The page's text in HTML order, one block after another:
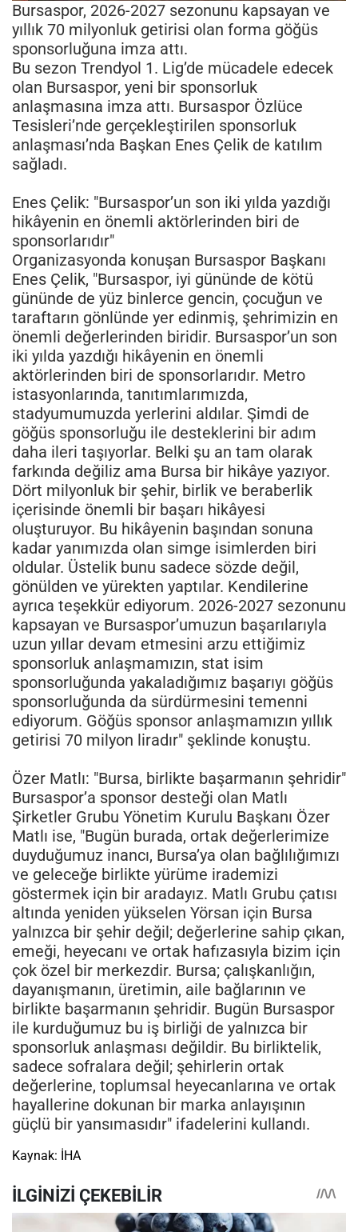
Bursaspor, 2026-2027 sezonunu kapsayan ve
yıllık 70 milyonluk getirisi olan forma göğüs
sponsorluğuna imza attı.
Bu sezon Trendyol 1. Lig’de mücadele edecek
olan Bursaspor, yeni bir sponsorluk
anlaşmasına imza attı. Bursaspor Özlüce
Tesisleri’nde gerçekleştirilen sponsorluk
anlaşması’nda Başkan Enes Çelik de katılım
sağladı.
Enes Çelik: "Bursaspor’un son iki yılda yazdığı
hikâyenin en önemli aktörlerinden biri de
sponsorlarıdır"
Organizasyonda konuşan Bursaspor Başkanı
Enes Çelik, "Bursaspor, iyi gününde de kötü
gününde de yüz binlerce gencin, çocuğun ve
taraftarın gönlünde yer edinmiş, şehrimizin en
önemli değerlerinden biridir. Bursaspor’un son
iki yılda yazdığı hikâyenin en önemli
aktörlerinden biri de sponsorlarıdır. Metro
istasyonlarında, tanıtımlarımızda,
stadyumumuzda yerlerini aldılar. Şimdi de
göğüs sponsorluğu ile desteklerini bir adım
daha ileri taşıyorlar. Belki şu an tam olarak
farkında değiliz ama Bursa bir hikâye yazıyor.
Dört milyonluk bir şehir, birlik ve beraberlik
içerisinde önemli bir başarı hikâyesi
oluşturuyor. Bu hikâyenin başından sonuna
kadar yanımızda olan simge isimlerden biri
oldular. Üstelik bunu sadece sözde değil,
gönülden ve yürekten yaptılar. Kendilerine
ayrıca teşekkür ediyorum. 2026-2027 sezonunu
kapsayan ve Bursaspor’umuzun başarılarıyla
uzun yıllar devam etmesini arzu ettiğimiz
sponsorluk anlaşmamızın, stat isim
sponsorluğunda yakaladığımız başarıyı göğüs
sponsorluğunda da sürdürmesini temenni
ediyorum. Göğüs sponsor anlaşmamızın yıllık
getirisi 70 milyon liradır" şeklinde konuştu.
Özer Matlı: "Bursa, birlikte başarmanın şehridir"
Bursaspor’a sponsor desteği olan Matlı
Şirketler Grubu Yönetim Kurulu Başkanı Özer
Matlı ise, "Bugün burada, ortak değerlerimize
duyduğumuz inancı, Bursa’ya olan bağlılığımızı
ve geleceğe birlikte yürüme irademizi
göstermek için bir aradayız. Matlı Grubu çatısı
altında yeniden yükselen Yörsan için Bursa
yalnızca bir şehir değil; değerlerine sahip çıkan,
emeği, heyecanı ve ortak hafızasıyla bizim için
çok özel bir merkezdir. Bursa; çalışkanlığın,
dayanışmanın, üretimin, aile bağlarının ve
birlikte başarmanın şehridir. Bugün Bursaspor
ile kurduğumuz bu iş birliği de yalnızca bir
sponsorluk anlaşması değildir. Bu birliktelik,
sadece sofralara değil; şehirlerin ortak
değerlerine, toplumsal heyecanlarına ve ortak
hayallerine dokunan bir marka anlayışının
güçlü bir yansımasıdır" ifadelerini kullandı.
Kaynak: İHA